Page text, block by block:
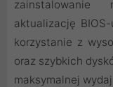
zainstalowanie
aktualizację
korzystanie z
oraz szybkich
maksymalnej